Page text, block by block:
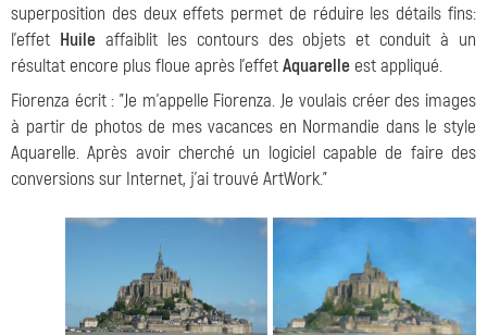
superposition des deux effets permet de réduire les détails fins:
l'effet Huileaffaiblit les contours des objets et conduit à un
résultat encore plus floue après l'effetAquarelle est appliqué.
Fiorenza écrit : "Je m'appelle Fiorenza. Je voulais créer des images
à partir de photos de mes vacances en Normandie dans le style
Aquarelle. Après avoir cherché un logiciel capable de faire des
conversions sur Internet, j'ai trouvé ArtWork."